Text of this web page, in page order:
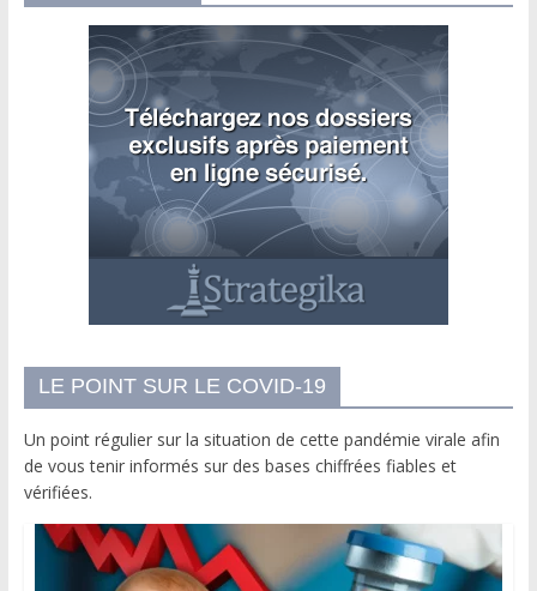
LE POINT SUR LE COVID-19
Un point régulier sur la situation de cette pandémie virale afin
de vous tenir informés sur des bases chiffrées fiables et
vérifiées.